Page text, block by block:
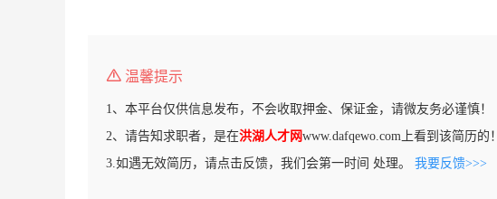
温馨提示
1、本平台仅供信息发布，不会收取押金、保证金，请微友务必谨慎！
2、请告知求职者，是在洪湖人才网www.dafqewo.com上看到该简历的！
3.如遇无效简历，请点击反馈，我们会第一时间 处理。 我要反馈>>>